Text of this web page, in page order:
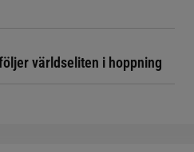
världseliten i hoppning